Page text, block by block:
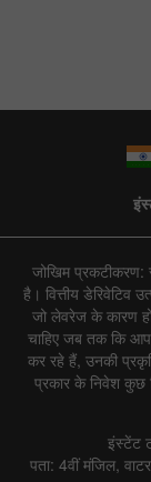
जोखिम प्रकटीकरण:
है। वित्तीय डेरिवेटिव
जो लेवरेज के कारण
चाहिए जब तक कि
कर रहे हैं, उनकी
प्रकार के निवेश कुछ
इंस्टेंट
पता: 4वीं मंजिल,